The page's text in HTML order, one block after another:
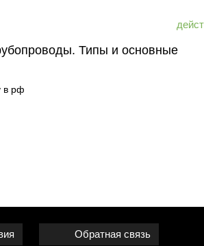
Типы и основные
в рф
Обратная связь